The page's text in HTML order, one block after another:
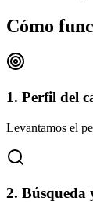
Cómo
1. Perfil del
Levantamos el
2. Búsqueda